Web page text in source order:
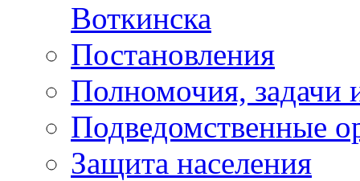
Воткинска
Постановления
Полномочия, задачи
Подведомственные
Защита населения